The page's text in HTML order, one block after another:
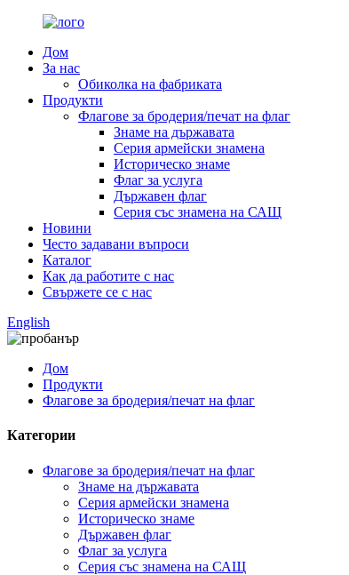
Дом
За нас
Обиколка на фабриката
Продукти
Флагове за бродерия/печат на флаг
Знаме на държавата
Серия армейски знамена
Историческо знаме
Флаг за услуга
Държавен флаг
Серия със знамена на САЩ
Новини
Често задавани въпроси
Каталог
Как да работите с нас
Свържете се с нас
English
Дом
Продукти
Флагове за бродерия/печат на флаг
Категории
Флагове за бродерия/печат на флаг
Знаме на държавата
Серия армейски знамена
Историческо знаме
Държавен флаг
Флаг за услуга
Серия със знамена на САЩ